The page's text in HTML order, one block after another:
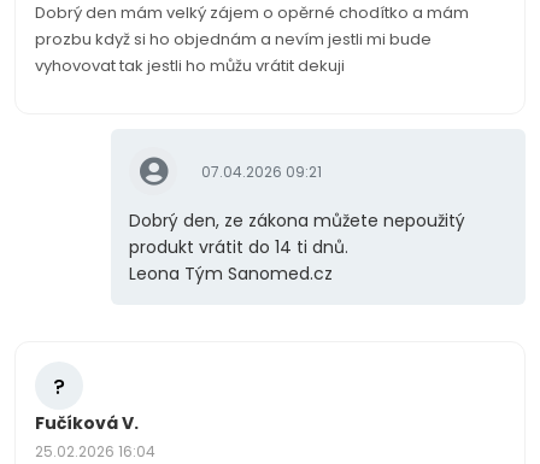
Dobrý den mám velký zájem o opěrné chodítko a mám
prozbu když si ho objednám a nevím jestli mi bude
vyhovovat tak jestli ho můžu vrátit dekuji
07.04.2026 09:21
Dobrý den, ze zákona můžete nepoužitý
produkt vrátit do 14 ti dnů.
Leona Tým Sanomed.cz
?
Fučíková V.
25.02.2026 16:04